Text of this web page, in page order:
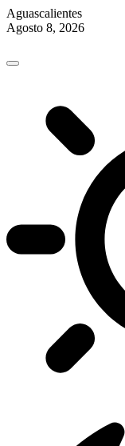
Aguascalientes
Agosto 8, 2026
content